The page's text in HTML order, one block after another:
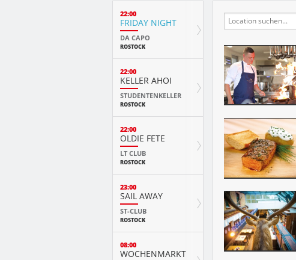
22:00
FRIDAY NIGHT
DA CAPO
ROSTOCK
22:00
KELLER AHOI
STUDENTENKELLER
ROSTOCK
22:00
OLDIE FETE
LT CLUB
ROSTOCK
23:00
SAIL AWAY
ST-CLUB
ROSTOCK
08:00
WOCHENMARKT